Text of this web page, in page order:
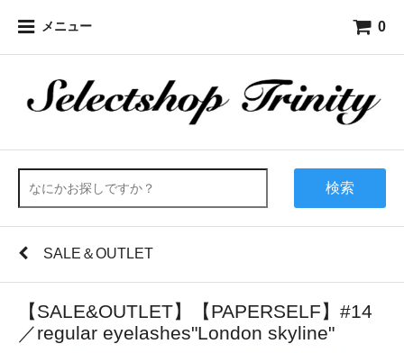
メニュー 0
検索
SALE＆OUTLET
【SALE&OUTLET】【PAPERSELF】#14
／regular eyelashes"London skyline"